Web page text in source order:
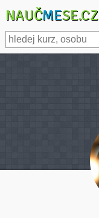
NAUČMESE.CZ